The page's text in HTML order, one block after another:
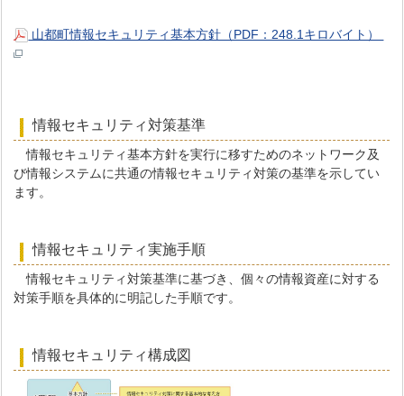
山都町情報セキュリティ基本方針（PDF：248.1キロバイト）
情報セキュリティ対策基準
情報セキュリティ基本方針を実行に移すためのネットワーク及
び情報システムに共通の情報セキュリティ対策の基準を示してい
ます。
情報セキュリティ実施手順
情報セキュリティ対策基準に基づき、個々の情報資産に対する
対策手順を具体的に明記した手順です。
情報セキュリティ構成図